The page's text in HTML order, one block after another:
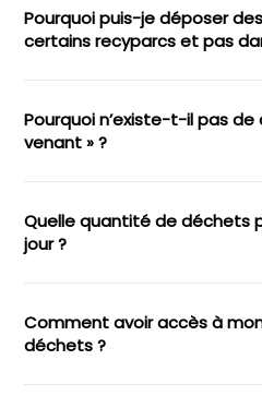
Pourquoi puis-je déposer
certains recyparcs et pas
Pourquoi n’existe-t-il pas
venant » ?
Quelle quantité de déchets
jour ?
Comment avoir accès à
déchets ?